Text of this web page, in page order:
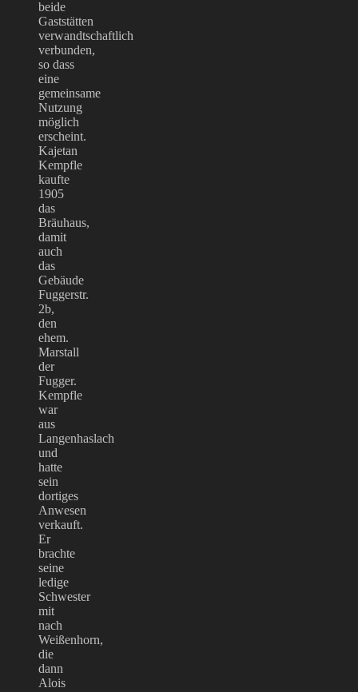
beide
Gaststätten
verwandtschaftlich
verbunden,
so dass
eine
gemeinsame
Nutzung
möglich
erscheint.
Kajetan
Kempfle
kaufte
1905
das
Bräuhaus,
damit
auch
das
Gebäude
Fuggerstr.
2b,
den
ehem.
Marstall
der
Fugger.
Kempfle
war
aus
Langenhaslach
und
hatte
sein
dortiges
Anwesen
verkauft.
Er
brachte
seine
ledige
Schwester
mit
nach
Weißenhorn,
die
dann
Alois